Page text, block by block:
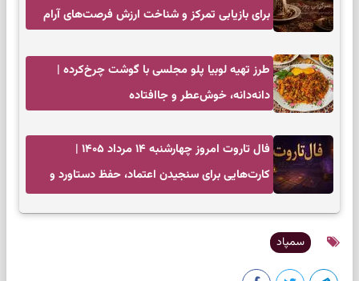
برای بازیابی تمرکز و شناخت ارزش فرصت‌های آرام
طرز تهیه لوبیا پلو مجلسی با گوشت چرخ‌کرده |
دانه‌دانه، خوش‌عطر و جاافتاده
فال تاروت امروز چهارشنبه ۱۴ مرداد ۱۴۰۵ |
کارت‌هایی برای سنجیدن اعتماد، حفظ دستاورد و
سمپاد